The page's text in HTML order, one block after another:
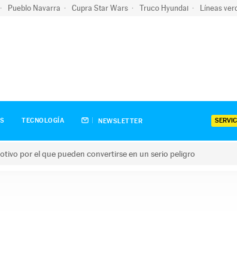
Pueblo Navarra Cupra Star Wars Truco Hyundai Líneas
TECNOLOGÍA NEWSLETTER
por el que pueden convertirse en un serio peligro